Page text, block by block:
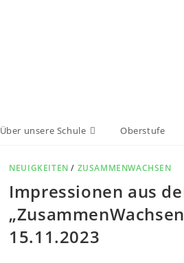
Über unsere Schule Oberstufe
NEUIGKEITEN / ZUSAMMENWACHSEN
Impressionen aus
15.11.2023